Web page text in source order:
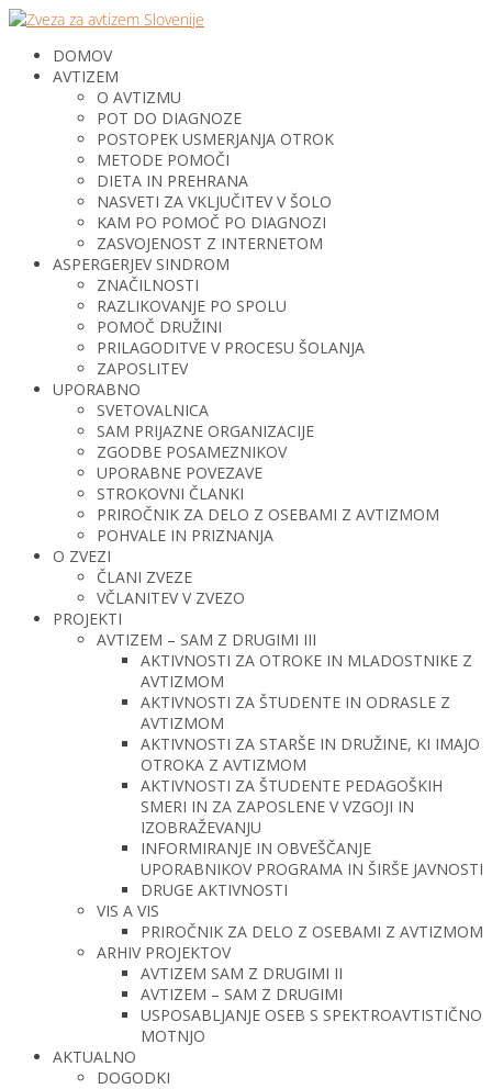
DOMOV
AVTIZEM
O AVTIZMU
POT DO DIAGNOZE
POSTOPEK USMERJANJA OTROK
METODE POMOČI
DIETA IN PREHRANA
NASVETI ZA VKLJUČITEV V ŠOLO
KAM PO POMOČ PO DIAGNOZI
ZASVOJENOST Z INTERNETOM
ASPERGERJEV SINDROM
ZNAČILNOSTI
RAZLIKOVANJE PO SPOLU
POMOČ DRUŽINI
PRILAGODITVE V PROCESU ŠOLANJA
ZAPOSLITEV
UPORABNO
SVETOVALNICA
SAM PRIJAZNE ORGANIZACIJE
ZGODBE POSAMEZNIKOV
UPORABNE POVEZAVE
STROKOVNI ČLANKI
PRIROČNIK ZA DELO Z OSEBAMI Z AVTIZMOM
POHVALE IN PRIZNANJA
O ZVEZI
ČLANI ZVEZE
VČLANITEV V ZVEZO
PROJEKTI
AVTIZEM – SAM Z DRUGIMI III
AKTIVNOSTI ZA OTROKE IN MLADOSTNIKE Z
AVTIZMOM
AKTIVNOSTI ZA ŠTUDENTE IN ODRASLE Z
AVTIZMOM
AKTIVNOSTI ZA STARŠE IN DRUŽINE, KI IMAJO
OTROKA Z AVTIZMOM
AKTIVNOSTI ZA ŠTUDENTE PEDAGOŠKIH
SMERI IN ZA ZAPOSLENE V VZGOJI IN
IZOBRAŽEVANJU
INFORMIRANJE IN OBVEŠČANJE
UPORABNIKOV PROGRAMA IN ŠIRŠE JAVNOSTI
DRUGE AKTIVNOSTI
VIS A VIS
PRIROČNIK ZA DELO Z OSEBAMI Z AVTIZMOM
ARHIV PROJEKTOV
AVTIZEM SAM Z DRUGIMI II
AVTIZEM – SAM Z DRUGIMI
USPOSABLJANJE OSEB S SPEKTROAVTISTIČNO
MOTNJO
AKTUALNO
DOGODKI